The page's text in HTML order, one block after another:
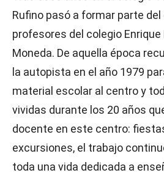
Rufino pasó a formar parte
profesores del colegio Enrique
Moneda. De aquella época
la autopista en el año 1979
material escolar al centro y
vividas durante los 20 años
docente en este centro:
excursiones, el trabajo
toda una vida dedicada a